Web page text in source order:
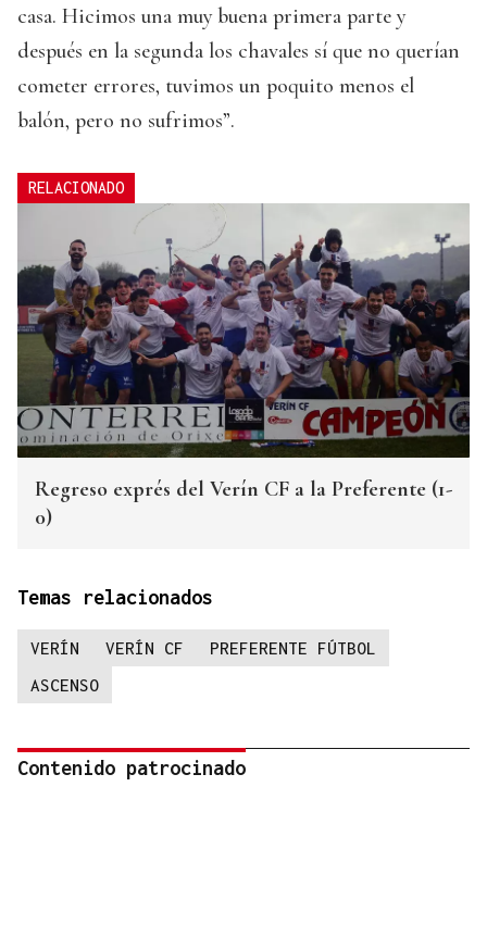
casa. Hicimos una muy buena primera parte y
después en la segunda los chavales sí que no querían
cometer errores, tuvimos un poquito menos el
balón, pero no sufrimos”.
RELACIONADO
Regreso exprés del Verín CF a la Preferente (1-
0)
Temas relacionados
VERÍN VERÍN CF
PREFERENTE FÚTBOL
ASCENSO
Contenido patrocinado